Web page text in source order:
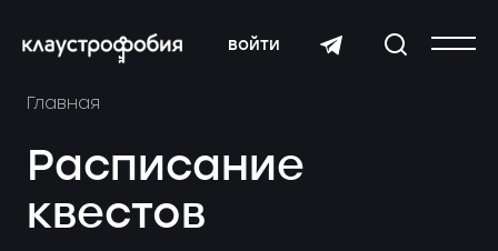
войти
Главная
Расписание
квестов